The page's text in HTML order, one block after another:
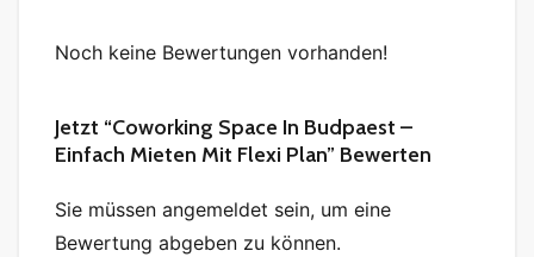
Noch keine Bewertungen vorhanden!
Jetzt “Coworking Space In Budpaest –
Einfach Mieten Mit Flexi Plan” Bewerten
Sie müssen angemeldet sein, um eine
Bewertung abgeben zu können.